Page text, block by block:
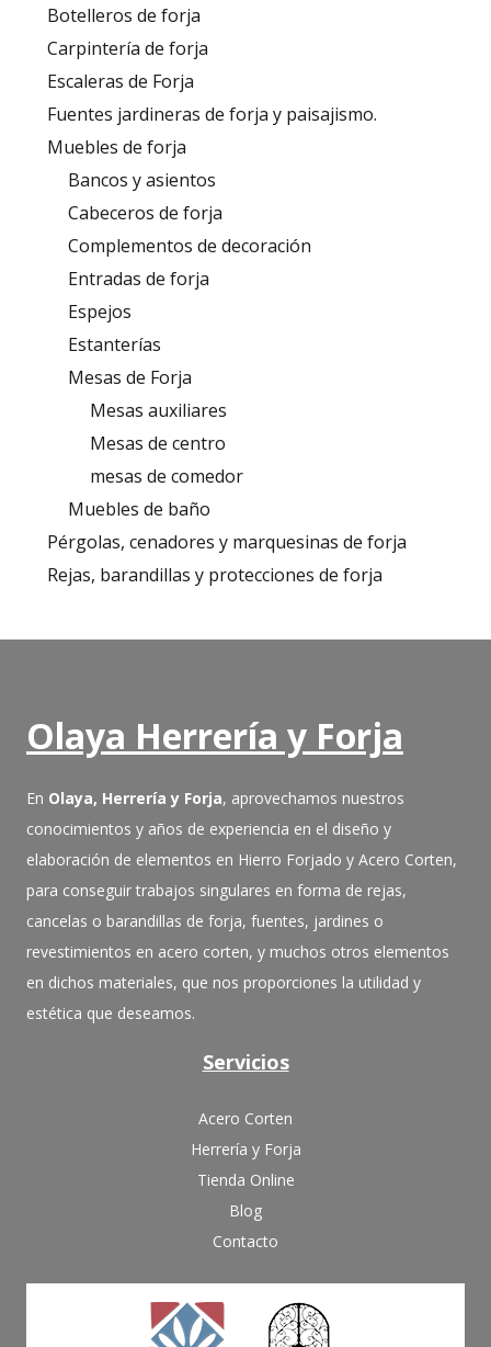
Botelleros de forja
Carpintería de forja
Escaleras de Forja
Fuentes jardineras de forja y paisajismo.
Muebles de forja
Bancos y asientos
Cabeceros de forja
Complementos de decoración
Entradas de forja
Espejos
Estanterías
Mesas de Forja
Mesas auxiliares
Mesas de centro
mesas de comedor
Muebles de baño
Pérgolas, cenadores y marquesinas de forja
Rejas, barandillas y protecciones de forja
Olaya Herrería y Forja
En Olaya, Herrería y Forja, aprovechamos nuestros
conocimientos y años de experiencia en el diseño y
elaboración de elementos en Hierro Forjado y Acero Corten,
para conseguir trabajos singulares en forma de rejas,
cancelas o barandillas de forja, fuentes, jardines o
revestimientos en acero corten, y muchos otros elementos
en dichos materiales, que nos proporciones la utilidad y
estética que deseamos.
Servicios
Acero Corten
Herrería y Forja
Tienda Online
Blog
Contacto